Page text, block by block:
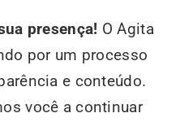
presença! O Agita
por um processo
e conteúdo.
você a continuar